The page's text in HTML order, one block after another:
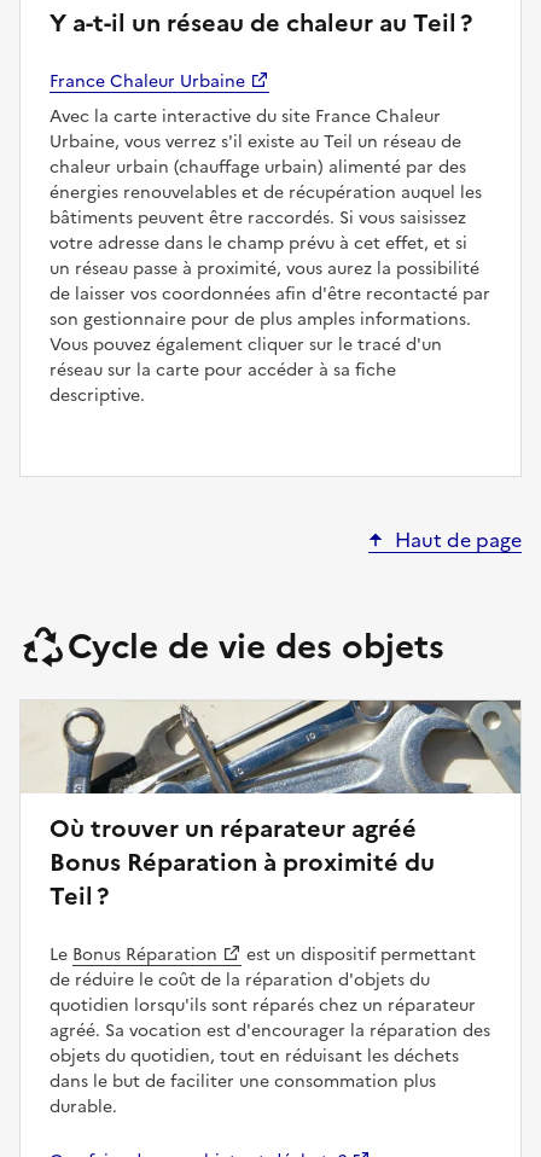
Y a-t-il un réseau de chaleur au Teil ?
France Chaleur Urbaine
Avec la carte interactive du site France Chaleur
Urbaine, vous verrez s'il existe au Teil un réseau de
chaleur urbain (chauffage urbain) alimenté par des
énergies renouvelables et de récupération auquel les
bâtiments peuvent être raccordés. Si vous saisissez
votre adresse dans le champ prévu à cet effet, et si
un réseau passe à proximité, vous aurez la possibilité
de laisser vos coordonnées afin d'être recontacté par
son gestionnaire pour de plus amples informations.
Vous pouvez également cliquer sur le tracé d'un
réseau sur la carte pour accéder à sa fiche
descriptive.
Haut de page
Cycle de vie des objets
Où trouver un réparateur agréé
Bonus Réparation à proximité du
Teil ?
Le Bonus Réparation
est un dispositif permettant
de réduire le coût de la réparation d'objets du
quotidien lorsqu'ils sont réparés chez un réparateur
agréé. Sa vocation est d'encourager la réparation des
objets du quotidien, tout en réduisant les déchets
dans le but de faciliter une consommation plus
durable.